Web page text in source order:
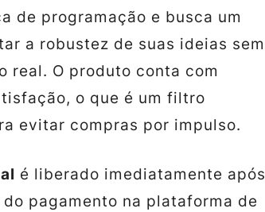
de programação e busca um
a robustez de suas ideias sem
real. O produto conta com
o que é um filtro
evitar compras por impulso.
é liberado imediatamente após
pagamento na plataforma de